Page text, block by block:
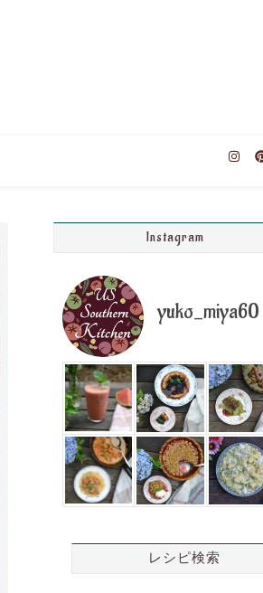
Instagram
yuko_miya60
レシピ検索